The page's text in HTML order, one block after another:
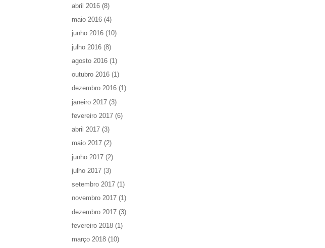
abril 2016 (8)
maio 2016 (4)
junho 2016 (10)
julho 2016 (8)
agosto 2016 (1)
outubro 2016 (1)
dezembro 2016 (1)
janeiro 2017 (3)
fevereiro 2017 (6)
abril 2017 (3)
maio 2017 (2)
junho 2017 (2)
julho 2017 (3)
setembro 2017 (1)
novembro 2017 (1)
dezembro 2017 (3)
fevereiro 2018 (1)
março 2018 (10)